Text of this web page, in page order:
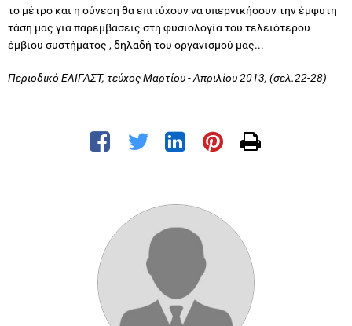
το μέτρο και η σύνεση θα επιτύχουν να υπερνικήσουν την έμφυτη
τάση μας για παρεμβάσεις στη φυσιολογία του τελειότερου
έμβιου συστήματος , δηλαδή του οργανισμού μας...
Περιοδικό ΕΛΙΓΑΣΤ, τεύχος Μαρτίου - Απριλίου 2013, (σελ.22-28)